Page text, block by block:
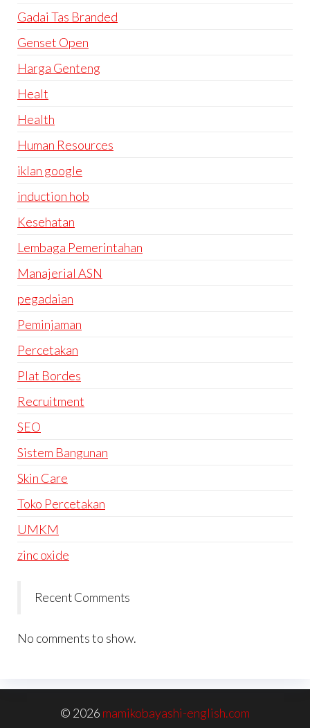
Gadai Tas Branded
Genset Open
Harga Genteng
Healt
Health
Human Resources
iklan google
induction hob
Kesehatan
Lembaga Pemerintahan
Manajerial ASN
pegadaian
Peminjaman
Percetakan
Plat Bordes
Recruitment
SEO
Sistem Bangunan
Skin Care
Toko Percetakan
UMKM
zinc oxide
Recent Comments
No comments to show.
© 2026 mamikobayashi-english.com